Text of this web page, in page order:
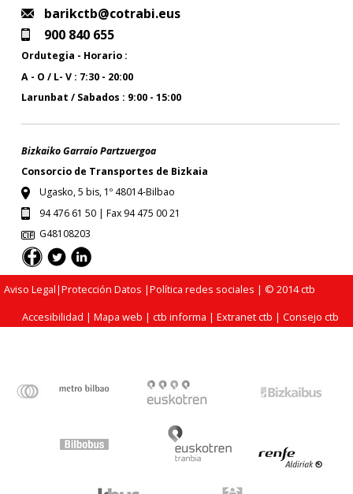
barikctb@cotrabi.eus
900 840 655
Ordutegia - Horario :
A - O / L- V : 7:30 - 20:00
Larunbat / Sabados : 9:00 - 15:00
Bizkaiko Garraio Partzuergoa
Consorcio de Transportes de Bizkaia
Ugasko, 5 bis, 1º 48014-Bilbao
94 476 61 50 | Fax 94 475 00 21
G48108203
Aviso Legal|Protección Datos |Política redes sociales | © 2014 ctb
Accesibilidad |Mapa web |ctb informa |Extranet ctb |Consejo ctb